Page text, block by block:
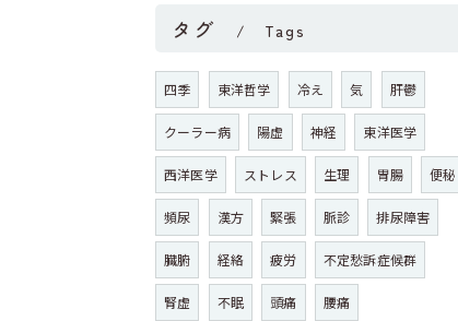
タグ Tags
四季 東洋哲学 冷え 気 肝鬱
クーラー病 陽虚 神経 東洋医学
西洋医学 ストレス 生理 胃腸 便秘
頻尿 漢方 緊張 脈診 排尿障害
臓腑 経絡 疲労 不定愁訴症候群
腎虚 不眠 頭痛 腰痛